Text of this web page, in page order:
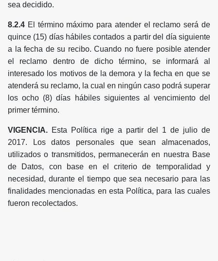
sea decidido.
8.2.4 El término máximo para atender el reclamo será de
quince (15) días hábiles contados a partir del día siguiente
a la fecha de su recibo. Cuando no fuere posible atender
el reclamo dentro de dicho término, se informará al
interesado los motivos de la demora y la fecha en que se
atenderá su reclamo, la cual en ningún caso podrá superar
los ocho (8) días hábiles siguientes al vencimiento del
primer término.
VIGENCIA. Esta Política rige a partir del 1 de julio de
2017. Los datos personales que sean almacenados,
utilizados o transmitidos, permanecerán en nuestra Base
de Datos, con base en el criterio de temporalidad y
necesidad, durante el tiempo que sea necesario para las
finalidades mencionadas en esta Política, para las cuales
fueron recolectados.